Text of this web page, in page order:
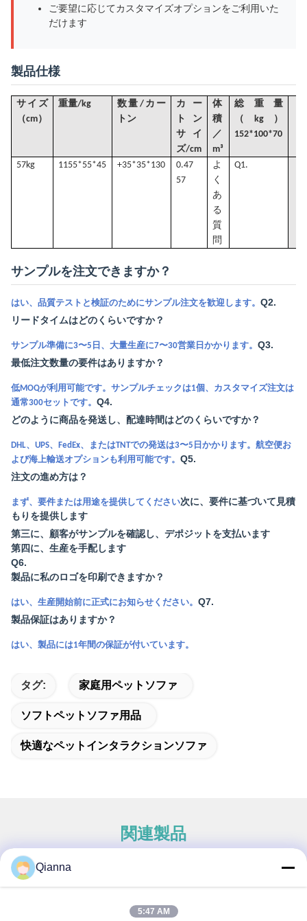
ご要望に応じてカスタマイズオプションをご利用いた
だけます
製品仕様
サイズ
（cm）
重量/kg
数量/カー
トン
カー
トン
サイ
ズ/cm
体
積
／
m³
総重量
（kg）
152*100*70
57kg 1155*55*45 +35*35*130
0.47
57
よ
く
あ
る
質
問
Q1.
サンプルを注文できますか？
はい、品質テストと検証のためにサンプル注文を歓迎します。 Q2.
リードタイムはどのくらいですか？
サンプル準備に3〜5日、大量生産に7〜30営業日かかります。 Q3.
最低注文数量の要件はありますか？
低MOQが利用可能です。サンプルチェックは1個、カスタマイズ注文は
通常300セットです。 Q4.
どのように商品を発送し、配達時間はどのくらいですか？
DHL、UPS、FedEx、またはTNTでの発送は3〜5日かかります。航空便お
よび海上輸送オプションも利用可能です。 Q5.
注文の進め方は？
まず、要件または用途を提供してください次に、要件に基づいて見積
もりを提供します
第三に、顧客がサンプルを確認し、デポジットを支払います
第四に、生産を手配します
Q6.
製品に私のロゴを印刷できますか？
はい、生産開始前に正式にお知らせください。 Q7.
製品保証はありますか？
はい、製品には1年間の保証が付いています。
タグ: 家庭用ペットソファ
ソフトペットソファ用品
快適なペットインタラクションソファ
関連製品
クイックコンタクト
Qianna
5:47 AM